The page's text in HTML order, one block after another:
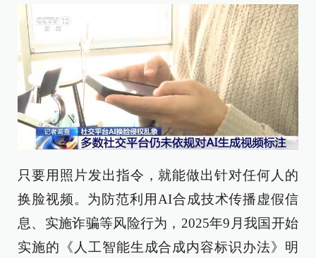
只要用照片发出指令，就能做出针对任何人的
换脸视频。为防范利用AI合成技术传播虚假信
息、实施诈骗等风险行为，2025年9月我国开始
实施的《人工智能生成合成内容标识办法》明